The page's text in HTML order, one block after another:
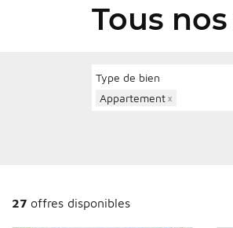
Tous
Type de bien
×
Appartement
27 offres disponibles